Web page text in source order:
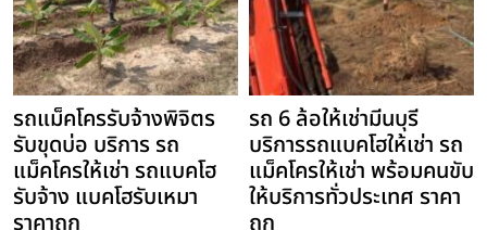
รถแม็คโครรับจ้างพิจิตร
รับขุดบ่อ บริการ รถ
แม็คโครให้เช่า รถแบคโฮ
รับจ้าง แบคโฮรับเหมา
รถ 6 ล้อให้เช่ามีนบุรี
บริการรถแบคโฮให้เช่า รถ
แม็คโครให้เช่า พร้อมคนขับ
ให้บริการทั่วประเทศ ราคา